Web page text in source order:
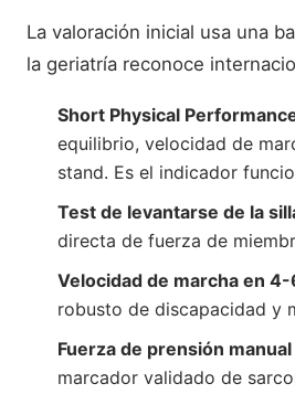
La valoración inicial usa una
la geriatría reconoce
Short Physical
equilibrio, velocidad de
stand. Es el indicador
Test de levantarse de la
directa de fuerza de
Velocidad de marcha en
robusto de discapacidad y
Fuerza de prensión
marcador validado de